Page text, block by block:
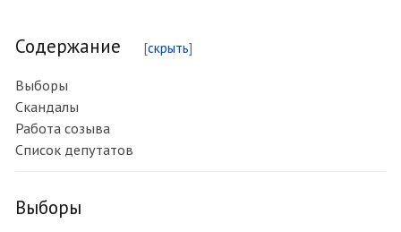
Содержание
Выборы
Скандалы
Работа созыва
Список депутатов
Выборы